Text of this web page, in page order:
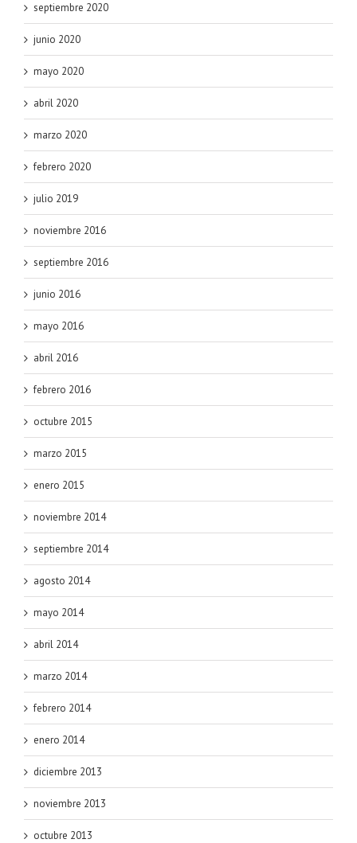
septiembre 2020
junio 2020
mayo 2020
abril 2020
marzo 2020
febrero 2020
julio 2019
noviembre 2016
septiembre 2016
junio 2016
mayo 2016
abril 2016
febrero 2016
octubre 2015
marzo 2015
enero 2015
noviembre 2014
septiembre 2014
agosto 2014
mayo 2014
abril 2014
marzo 2014
febrero 2014
enero 2014
diciembre 2013
noviembre 2013
octubre 2013